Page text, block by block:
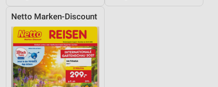
Netto Marken-Discount